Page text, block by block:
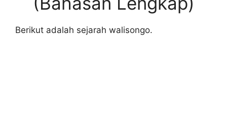
Berikut adalah sejarah walisongo.